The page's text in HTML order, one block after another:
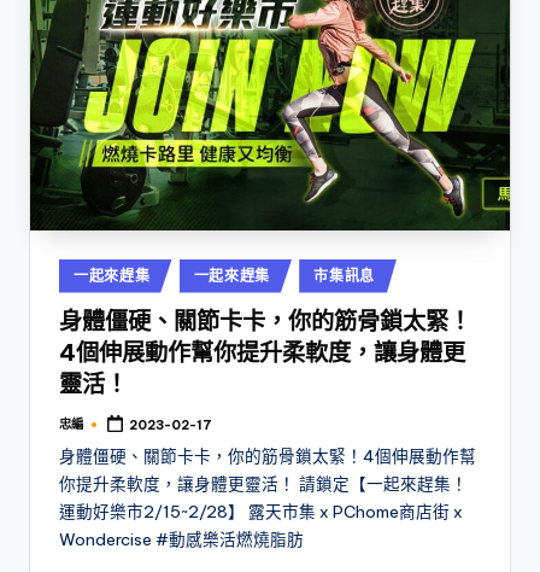
Posted
in
一起來趕集 一起來趕集 市集訊息
身體僵硬、關節卡卡，你的筋骨鎖太緊！
4個伸展動作幫你提升柔軟度，讓身體更
靈活！
Posted
忠編 2023-02-17
身體僵硬、關節卡卡，你的筋骨鎖太緊！4個伸展動作幫
你提升柔軟度，讓身體更靈活！ 請鎖定【一起來趕集！
運動好樂市2/15~2/28】 露天市集 x PChome商店街 x
Wondercise #動感樂活燃燒脂肪